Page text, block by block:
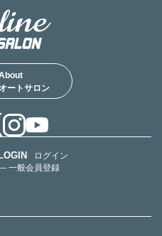
ートサロン
LOGIN
ログイン
一般会員登録